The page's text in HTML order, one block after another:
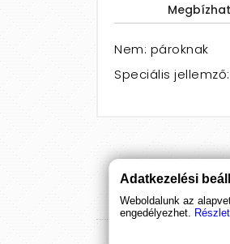
Nem: pároknak
Speciális
Adatkezelési
Weboldalunk az
engedélyezhet.